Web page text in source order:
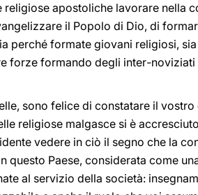
apostoliche lavorare nella
il Popolo di Dio, di
perché formate giovani religiosi,
forze formando degli inter-noviziati
sono felice di constatare il
religiose malgasce si è
vedere in ciò il segno che la
questo Paese, considerata come
al servizio della società: